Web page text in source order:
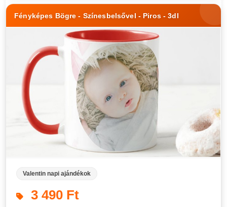
Fényképes Bögre - Színesbelsővel - Piros - 3dl
Valentin napi ajándékok
3 490 Ft